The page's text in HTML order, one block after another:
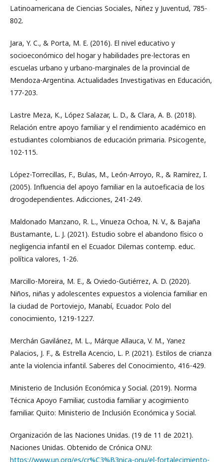
Latinoamericana de Ciencias Sociales, Niñez y Juventud, 785-
802.
Jara, Y. C., & Porta, M. E. (2016). El nivel educativo y
socioeconómico del hogar y habilidades pre-lectoras en
escuelas urbano y urbano-marginales de la provincial de
Mendoza-Argentina. Actualidades Investigativas en Educación,
177-203.
Lastre Meza, K., López Salazar, L. D., & Clara, A. B. (2018).
Relación entre apoyo familiar y el rendimiento académico en
estudiantes colombianos de educación primaria. Psicogente,
102-115.
López-Torrecillas, F., Bulas, M., León-Arroyo, R., & Ramírez, I.
(2005). Influencia del apoyo familiar en la autoeficacia de los
drogodependientes. Adicciones, 241-249.
Maldonado Manzano, R. L., Vinueza Ochoa, N. V., & Bajaña
Bustamante, L. J. (2021). Estudio sobre el abandono físico o
negligencia infantil en el Ecuador. Dilemas contemp. educ.
política valores, 1-26.
Marcillo-Moreira, M. E., & Oviedo-Gutiérrez, A. D. (2020).
Niños, niñas y adolescentes expuestos a violencia familiar en
la ciudad de Portoviejo, Manabí, Ecuador. Polo del
conocimiento, 1219-1227.
Merchán Gavilánez, M. L., Márque Allauca, V. M., Yanez
Palacios, J. F., & Estrella Acencio, L. P. (2021). Estilos de crianza
ante la violencia infantil. Saberes del Conocimiento, 416-429.
Ministerio de Inclusión Económica y Social. (2019). Norma
Técnica Apoyo Familiar, custodia familiar y acogimiento
familiar. Quito: Ministerio de Inclusión Económica y Social.
Organización de las Naciones Unidas. (19 de 11 de 2021).
Naciones Unidas. Obtenido de Crónica ONU:
https://www.un.org/es/cr%C3%B3nica-onu/el-fortalecimiento-